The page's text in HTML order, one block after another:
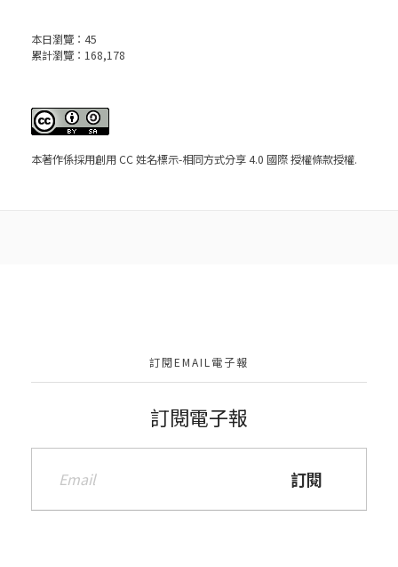
本日瀏覽： 45
累計瀏覽： 168,178
本著作係採用創用 CC 姓名標示-相同方式分享 4.0 國際 授權條款授權.
訂閱EMAIL電子報
訂閱電子報